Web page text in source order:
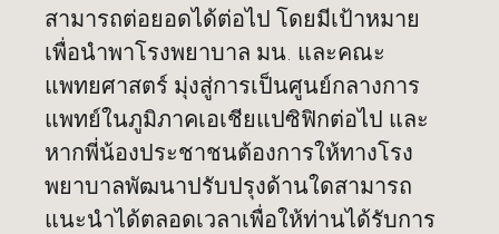
สามารถต่อยอดได้ต่อไป โดยมีเป้าหมาย
เพื่อนำพาโรงพยาบาล มน. และคณะ
แพทยศาสตร์ มุ่งสู่การเป็นศูนย์กลางการ
แพทย์ในภูมิภาคเอเชียแปซิฟิกต่อไป และ
หากพี่น้องประชาชนต้องการให้ทางโรง
พยาบาลพัฒนาปรับปรุงด้านใดสามารถ
แนะนำได้ตลอดเวลาเพื่อให้ท่านได้รับการ